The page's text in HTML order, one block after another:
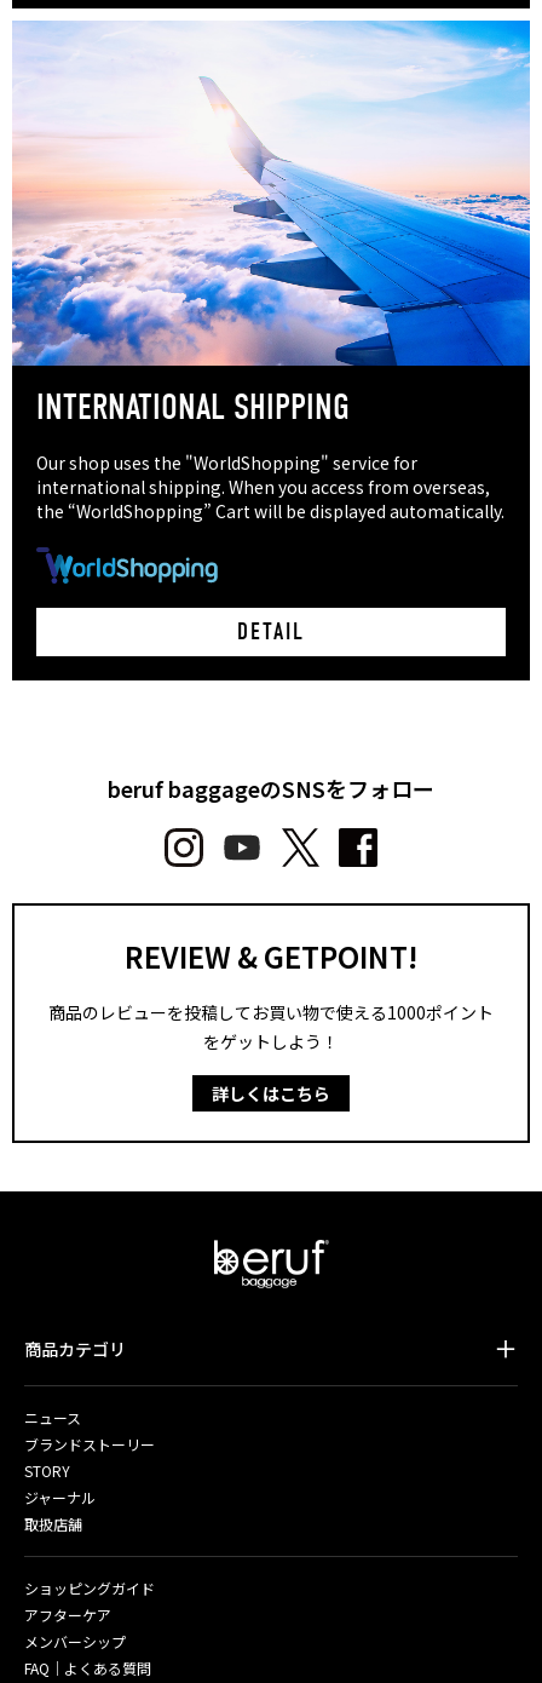
INTERNATIONAL SHIPPING
Our shop uses the "WorldShopping" service for
international shipping. When you access from overseas,
the “WorldShopping” Cart will be displayed automatically.
DETAIL
beruf baggageのSNSをフォロー
REVIEW & GETPOINT!
商品のレビューを投稿してお買い物で使える1000ポイント
をゲットしよう！
詳しくはこちら
商品カテゴリ
ニュース
ブランドストーリー
STORY
ジャーナル
取扱店舗
ショッピングガイド
アフターケア
メンバーシップ
FAQ｜よくある質問